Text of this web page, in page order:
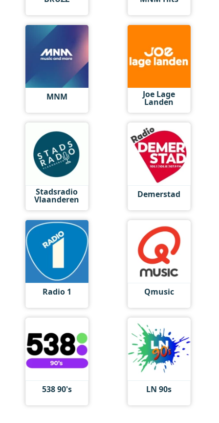
MNM Joe Lage
Landen
Stadsradio
Vlaanderen Demerstad
Radio 1 Qmusic
538 90's LN 90s